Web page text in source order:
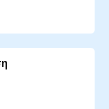
σε
να